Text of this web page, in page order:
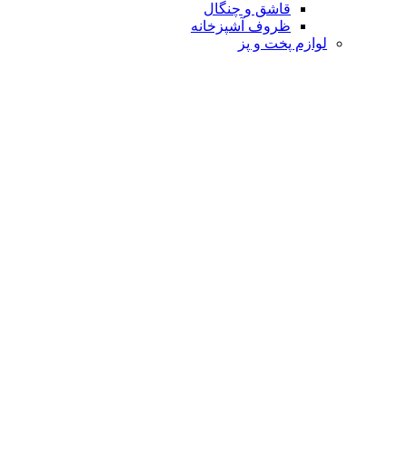
قاشق و چنگال
ظروف آشپزخانه
لوازم پخت و پز